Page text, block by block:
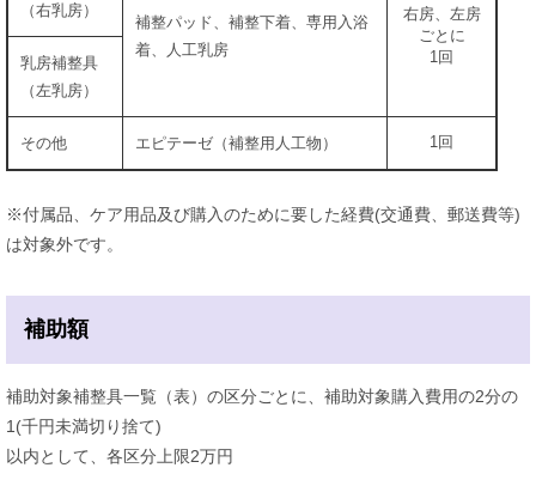
（右乳房）
補整パッド、補整下着、専用入浴
着、人工乳房
右房、左房
ごとに
1回
乳房補整具
（左乳房）
その他 エピテーゼ（補整用人工物） 1回
※付属品、ケア用品及び購入のために要した経費(交通費、郵送費等)
は対象外です。
補助額
補助対象補整具一覧（表）の区分ごとに、補助対象購入費用の2分の
1(千円未満切り捨て)
以内として、各区分上限2万円